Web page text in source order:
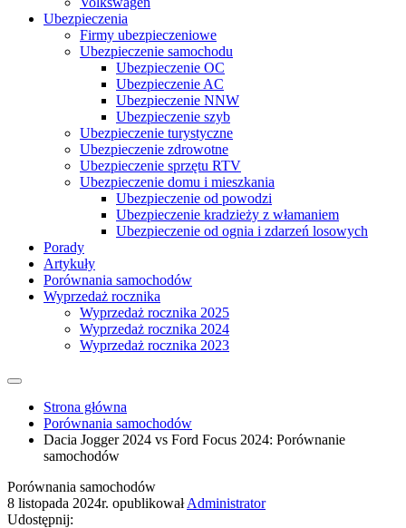
Ubezpieczenia
Firmy ubezpieczeniowe
Ubezpieczenie samochodu
Ubezpieczenie OC
Ubezpieczenie AC
Ubezpieczenie NNW
Ubezpieczenie szyb
Ubezpieczenie turystyczne
Ubezpieczenie zdrowotne
Ubezpieczenie sprzętu RTV
Ubezpieczenie domu i mieszkania
Ubezpieczenie od powodzi
Ubezpieczenie kradzieży z włamaniem
Ubezpieczenie od ognia i zdarzeń losowych
Porady
Artykuły
Porównania samochodów
Wyprzedaż rocznika
Wyprzedaż rocznika 2025
Wyprzedaż rocznika 2024
Wyprzedaż rocznika 2023
Strona główna
Porównania samochodów
Dacia Jogger 2024 vs Ford Focus 2024: Porównanie
samochodów
Porównania samochodów
8 listopada 2024r. opublikował Administrator
Udostępnij: